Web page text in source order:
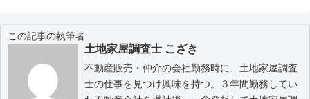
この記事の執筆者
土地家屋調査士 こざき
不動産販売・仲介の会社勤務時に、土地家屋調査
士の仕事を見つけ興味を持つ。３年間勤務してい